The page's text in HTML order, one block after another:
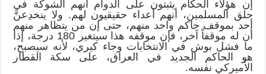
إن هؤلاء الحكام يثبتون على الدوام أنهم الشوكة في
حلق المسلمين، أنهم أعداء حقيقيون لهم. ولا ينخدِعنَّ
أحد بموقف حاكم واحد منهم، حتى إن من يتظاهر منهم
أن له موقفاً آخر، فإن موقفه هذا سيتغير 180 درجة، إذا
ما فشل بوش في الانتخابات وجاء كيري، لأنه سيصبح،
هو الحاكم الجديد في العراق، على سكة القطار
الأميركي نفسه.